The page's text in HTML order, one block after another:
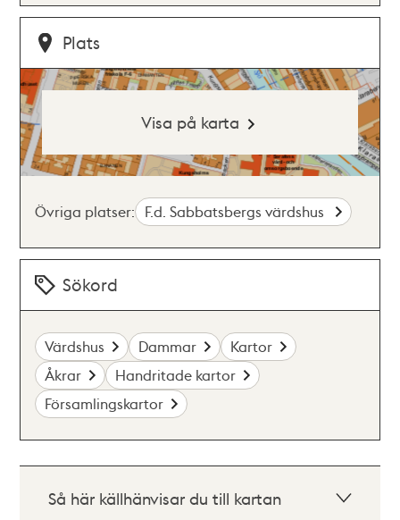
Plats
Visa på karta
Övriga platser: F.d. Sabbatsbergs värdshus
Sökord
Värdshus Dammar
Kartor
Åkrar
Handritade kartor
Församlingskartor
Så här källhänvisar du till kartan